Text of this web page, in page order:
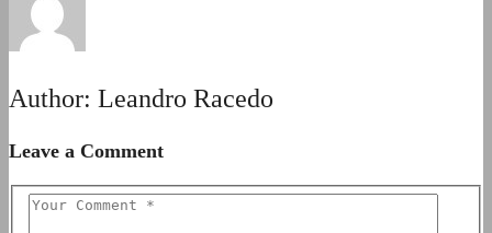
Author: Leandro Racedo
Leave a Comment